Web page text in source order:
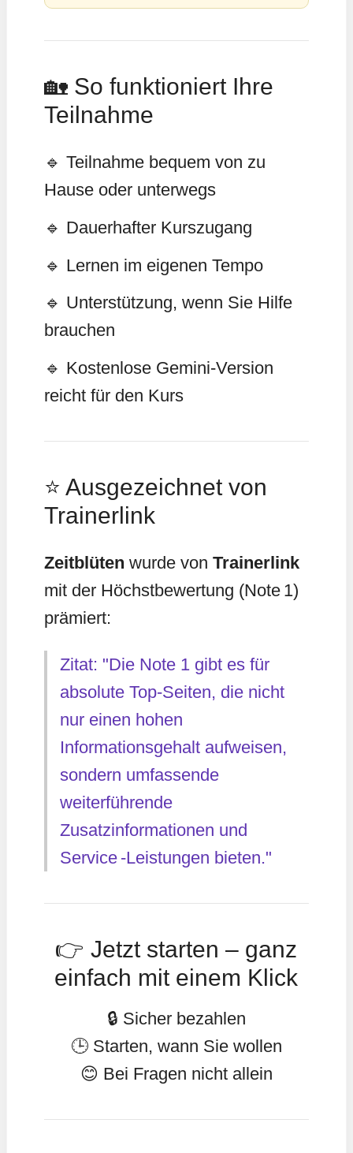
🏡 So funktioniert Ihre
Teilnahme
🔹 Teilnahme bequem von zu
Hause oder unterwegs
🔹 Dauerhafter Kurszugang
🔹 Lernen im eigenen Tempo
🔹 Unterstützung, wenn Sie Hilfe
brauchen
🔹 Kostenlose Gemini-Version
reicht für den Kurs
⭐ Ausgezeichnet von
Trainerlink
Zeitblüten wurde von Trainerlink
mit der Höchstbewertung (Note 1)
prämiert:
Zitat: "Die Note 1 gibt es für
absolute Top-Seiten, die nicht
nur einen hohen
Informationsgehalt aufweisen,
sondern umfassende
weiterführende
Zusatzinformationen und
Service -Leistungen bieten."
👉 Jetzt starten – ganz
einfach mit einem Klick
🔒 Sicher bezahlen
🕒 Starten, wann Sie wollen
😊 Bei Fragen nicht allein